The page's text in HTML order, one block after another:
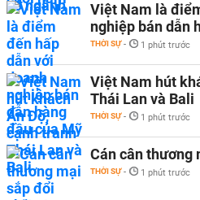
Việt Nam là
nghiệp bán dẫn
THỜI SỰ - 1 phút trước
Việt Nam hút
Thái Lan và Bali
THỜI SỰ - 1 phút trước
Cán cân thương
THỜI SỰ - 1 phút trước